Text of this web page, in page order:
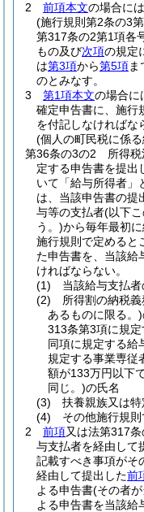
2
前項本文の場合に
(施行規則第2条の3
第317条の2第1項各
もの及び次項の規定
は第3項から第5項
のとみなす。
3
第1項本文の場合に
確定申告書に、施行
を付記しなければな
(個人の町民税に係
第36条の3の2
所得
定する申告書を提出
いて「給与所得者」
は、当該申告書の提
与等の支払者(以下
う。)から毎年最初
施行規則で定めると
た申告書を、当該給
ければならない。
(1)
当該給与支払
(2)
所得割の納税
あるものに限る。)
313条第3項に規
同項に規定する給
規定する事業専従
額が133万円以下
同じ。)の氏名
(3)
扶養親族又は
(4)
その他施行規
2
前項又は法第317
与支払者を経由して
記載すべき事項がそ
経由して提出した前
よる申告書(その者
よる申告書を当該給